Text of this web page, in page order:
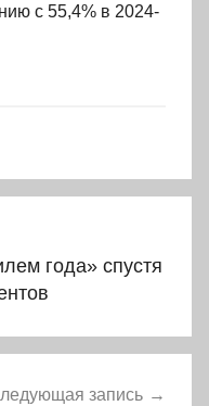
с 55,4% в 2024-
года» спустя
запись